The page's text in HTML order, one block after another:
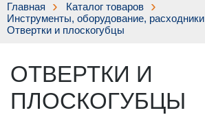
Главная
Каталог товаров
Инструменты, оборудование, расходники
Отвертки и плоскогубцы
ОТВЕРТКИ И
ПЛОСКОГУБЦЫ